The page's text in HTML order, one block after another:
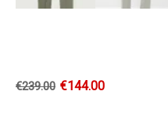
€239.00 €144.00